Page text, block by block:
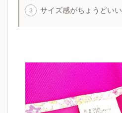
サイズ感がちょうどいい